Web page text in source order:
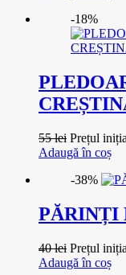
-18%
55lei Prețul
Adaugă în coș
-38%
PĂRINȚI
40lei Prețul
Adaugă în coș